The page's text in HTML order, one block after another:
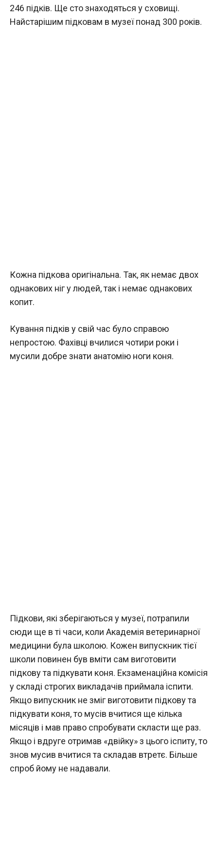
246 підків. Ще сто знаходяться у сховищі.
Найстарішим підковам в музеї понад 300 років.
Кожна підкова оригінальна. Так, як немає двох
однакових ніг у людей, так і немає однакових
копит.
Кування підків у свій час було справою
непростою. Фахівці вчилися чотири роки і
мусили добре знати анатомію ноги коня.
Підкови, які зберігаються у музеї, потрапили
сюди ще в ті часи, коли Академія ветеринарної
медицини була школою. Кожен випускник тієї
школи повинен був вміти сам виготовити
підкову та підкувати коня. Екзаменаційна комісія
у складі строгих викладачів приймала іспити.
Якщо випускник не зміг виготовити підкову та
підкувати коня, то мусів вчитися ще кілька
місяців і мав право спробувати скласти ще раз.
Якщо і вдруге отримав «двійку» з цього іспиту, то
знов мусив вчитися та складав втретє. Більше
спроб йому не надавали.